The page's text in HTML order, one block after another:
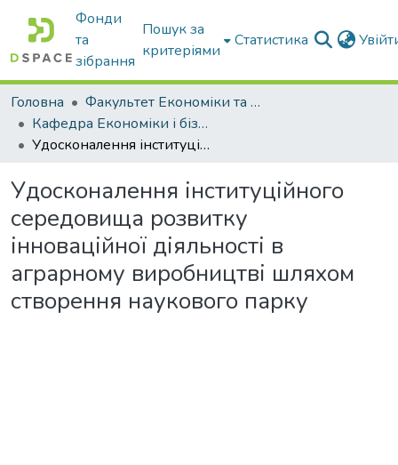
Фонди
та
зібрання
Пошук за
критеріями
Статистика
Головна
Факультет Економіки та бізнесу
Кафедра Економіки і бізнесу
Удосконалення інституційного середовища розвитку інноваційної діяльності в аграрному виробництві шляхом створення наукового парку
Удосконалення інституційного
середовища розвитку
інноваційної діяльності в
аграрному виробництві шляхом
створення наукового парку